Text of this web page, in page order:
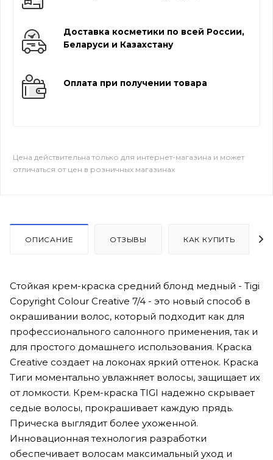
Доставка косметики по всей России,
Беларуси и Казахстану
Оплата при получении товара
Цена действительна только для интернет-магазина и может
отличаться от цен в розничных магазинах
ОПИСАНИЕ ОТЗЫВЫ КАК КУПИТЬ
Стойкая крем-краска средний блонд медный - Tigi
Copyright Сolour Creative 7/4 - это новый способ в
окрашивании волос, который подходит как для
профессионального салонного применения, так и
для простого домашнего использования. Краска
Creative создает на локонах яркий оттенок. Краска
Тиги моментально увлажняет волосы, защищает их
от ломкости. Крем-краска TIGI надежно скрывает
седые волосы, прокрашивает каждую прядь.
Прическа выглядит более ухоженной.
Инновационная технология разработки
обеспечивает волосам максимальный уход и